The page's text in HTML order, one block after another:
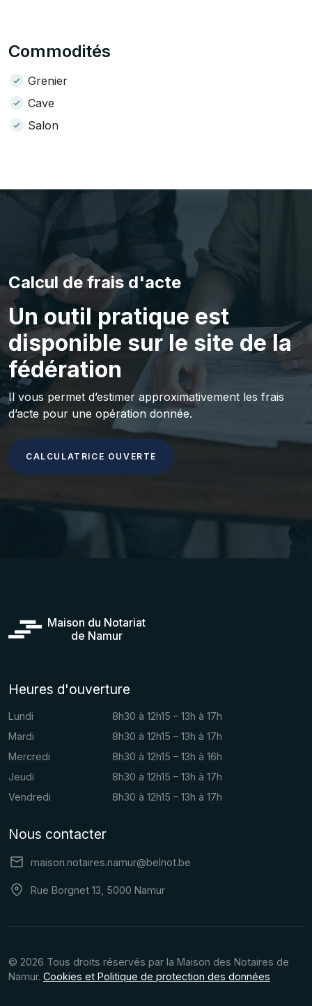
Commodités
Grenier
Cave
Salon
Calcul de frais d'acte
Un outil pratique est
disponible sur le site de la
fédération
Il vous permet d’estimer approximativement les frais
d’acte pour une opération donnée.
CALCULATRICE OUVERTE
Maison du Notariat
de Namur
Heures d'ouverture
Lundi
8h30 à 12h15 – 13h à 17h
Mardi
8h30 à 12h15 – 13h à 17h
Mercredi
8h30 à 12h15 – 13h à 16h
Jeudi
8h30 à 12h15 – 13h à 17h
Vendredi
8h30 à 12h15 – 13h à 17h
Nous contacter
maison.notaires.namur@belnot.be
Rue Borgnet 13, 5000 Namur
© 2026 Tous droits réservés par la Maison des Notaires de
Namur. Cookies et Politique de protection des données